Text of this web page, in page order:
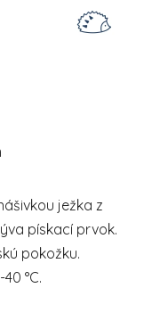
prvky výpisu
ježka z
pískací prvok.
pokožku.
°C.